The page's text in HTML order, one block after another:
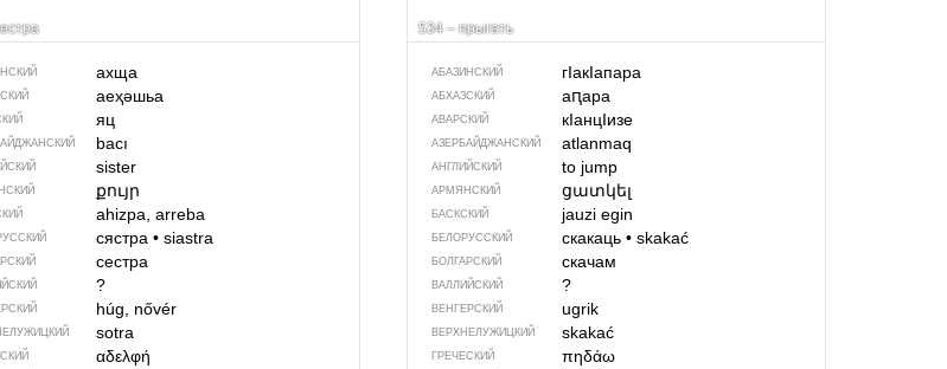
ахща
аеҳәшьа
яц
bacı
sister
քույր
ahizpa, arreba
сястра • siastra
сестра
?
húg, nővér
sotra
αδελφή
534 – прыгать
АБАЗИНСКИЙ гIакIапара
АБХАЗСКИЙ аԥара
АВАРСКИЙ кIанцIизе
АЗЕРБАЙДЖАН­СКИЙ atlanmaq
АНГЛИЙСКИЙ to jump
АРМЯНСКИЙ ցատկել
БАСКСКИЙ jauzi egin
БЕЛОРУССКИЙ скакаць• skakać
БОЛГАРСКИЙ скачам
ВАЛЛИЙСКИЙ ?
ВЕНГЕРСКИЙ ugrik
ВЕРХНЕЛУЖИЦКИЙ skakać
ГРЕЧЕСКИЙ πηδάω